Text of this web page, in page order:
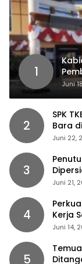
1
Juni
2
SPK
Bara
Juni 22,
3
Juni 21,
4
Kerja
Juni 14,
5